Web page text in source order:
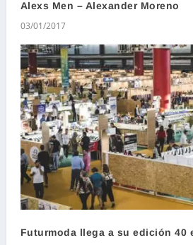
Alexs Men – Alexander Moreno
03/01/2017
Futurmoda llega a su edición 40